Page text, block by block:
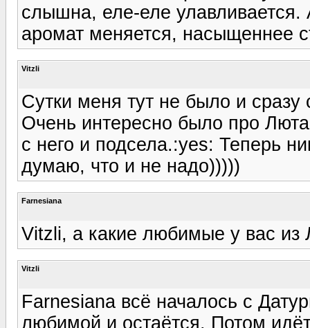
слышна, еле-еле улавливается.
аромат меняется, насыщеннее
Vitzli
Сутки меня тут не было и сразу
Очень интересно было про
с него и подсела.:yes: Теперь
думаю, что и не надо)))))
Farnesiana
Vitzli, а какие любимые у вас из
Vitzli
Farnesiana всё началось с
любимой и остаётся. Потом